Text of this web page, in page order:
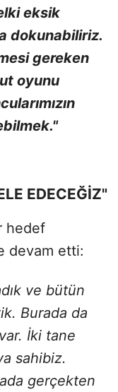
eksik
dokunabiliriz.
gereken
oyunu
EDECEĞİZ"
hedef
devam etti:
ve bütün
Burada da
İki tane
sahibiz.
gerçekten